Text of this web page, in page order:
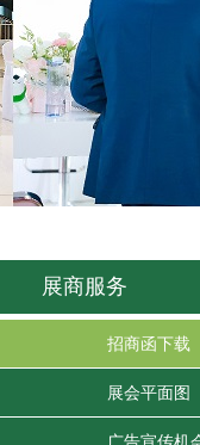
展商服务
招商函下载
展会平面图